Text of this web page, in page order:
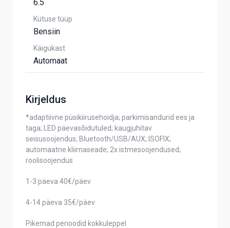
6.5
Kütuse tüüp
Bensiin
Käigukast
Automaat
Kirjeldus
*adaptiivne püsikiirusehoidja; parkimisandurid ees ja
taga; LED päevasõidutuled; kaugjuhitav
seisusoojendus; Bluetooth/USB/AUX; ISOFIX;
automaatne kliimaseade; 2x istmesoojendused;
roolisoojendus
1-3 päeva 40€/päev
4-14 päeva 35€/päev
Pikemad perioodid kokkuleppel